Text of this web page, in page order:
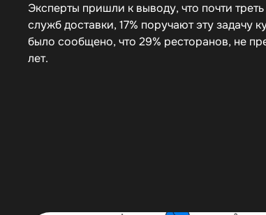
Эксперты пришли к выводу, что почти
служб доставки, 17% поручают эту
было сообщено, что 29% ресторанов, не
лет.